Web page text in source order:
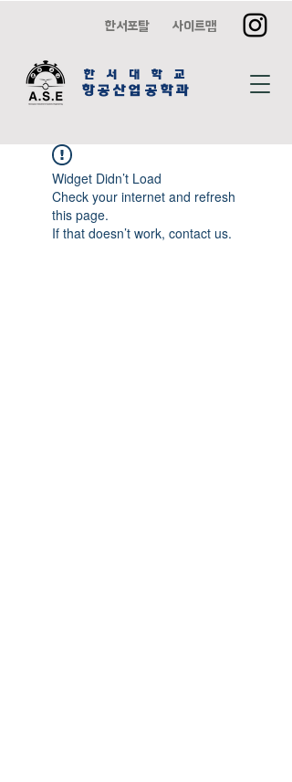
한서포탈 사이트맵
한 서 대 학 교
항공산업공학과
Widget Didn’t Load
Check your internet and refresh
this page.
If that doesn’t work, contact us.